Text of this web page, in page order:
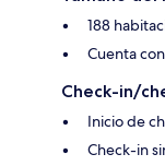
188
Cuenta
Check-in/
Inicio de
Check-in